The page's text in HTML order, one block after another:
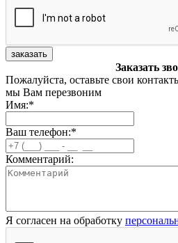
заказать
Заказать
Пожалуйста, оставьте свои
мы Вам перезвоним
Имя:*
Ваш телефон:*
Комментарий:
Я согласен на обработку